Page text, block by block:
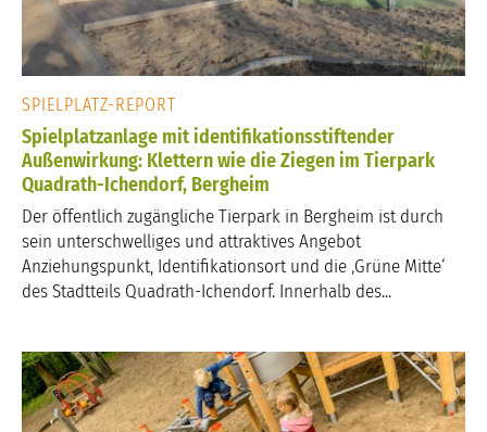
SPIELPLATZ-REPORT
Spielplatzanlage mit identifikationsstiftender
Außenwirkung: Klettern wie die Ziegen im Tierpark
Quadrath-Ichendorf, Bergheim
Der öffentlich zugängliche Tierpark in Bergheim ist durch
sein unterschwelliges und attraktives Angebot
Anziehungspunkt, Identifikationsort und die ‚Grüne Mitte‘
des Stadtteils Quadrath-Ichendorf. Innerhalb des...